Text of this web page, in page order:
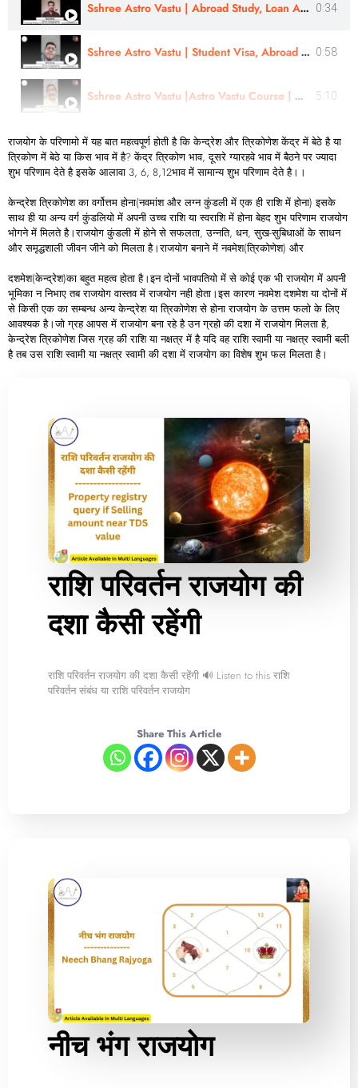
Sshree Astro Vastu | Abroad Study, Loan Approval- Review | Yash Mehta 0:34
Sshree Astro Vastu | Student Visa, Abroad Study - Review In Eng |Sahil Warge | #sshreeastrovastu 0:58
Sshree Astro Vastu |Astro Vastu Course | Martial, Business, Kid Health Case review|Er. Ulhas Chimaji 5:10
राजयोग के परिणामो में यह बात महत्वपूर्ण होती है कि केन्द्रेश और त्रिकोणेश केंद्र में बेठे है या
त्रिकोण में बेठे या किस भाव में है? केंद्र त्रिकोण भाव, दूसरे ग्यारहवे भाव में बैठने पर ज्यादा
शुभ परिणाम देते है इसके आलावा 3, 6, 8,12भाव में सामान्य शुभ परिणाम देते है।।
केन्द्रेश त्रिकोणेश का वर्गोत्तम होना(नवमांश और लग्न कुंडली में एक ही राशि में होना) इसके
साथ ही या अन्य वर्ग कुंडलियो में अपनी उच्च राशि या स्वराशि में होना बेहद शुभ परिणाम राजयोग
भोगने में मिलते है।राजयोग कुंडली में होने से सफलता, उन्नति, धन, सुख-सुबिधाओं के साधन
और समृद्धशाली जीवन जीने को मिलता है।राजयोग बनाने में नवमेश(त्रिकोणेश) और
दशमेश(केन्द्रेश)का बहुत महत्व होता है।इन दोनों भावपतियो में से कोई एक भी राजयोग में अपनी
भूमिका न निभाए तब राजयोग वास्तव में राजयोग नही होता।इस कारण नवमेश दशमेश या दोनों में
से किसी एक का सम्बन्ध अन्य केन्द्रेश या त्रिकोणेश से होना राजयोग के उत्तम फलो के लिए
आवश्यक है।जो ग्रह आपस में राजयोग बना रहे है उन ग्रहो की दशा में राजयोग मिलता है,
केन्द्रेश त्रिकोणेश जिस ग्रह की राशि या नक्षत्र में है यदि वह राशि स्वामी या नक्षत्र स्वामी बली
है तब उस राशि स्वामी या नक्षत्र स्वामी की दशा में राजयोग का विशेष शुभ फल मिलता है।
राशि परिवर्तन राजयोग की
दशा कैसी रहेंगी
राशि परिवर्तन राजयोग की दशा कैसी रहेंगी 🔊 Listen to this राशि
परिवर्तन संबंध या राशि परिवर्तन राजयोग
Share This Article
नीच भंग राजयोग